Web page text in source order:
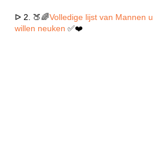
ᐅ 2. 🍑🌈Volledige lijst van Mannen
willen neuken ✅❤️